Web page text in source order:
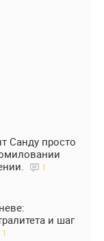
Санду просто
1
и шаг
1